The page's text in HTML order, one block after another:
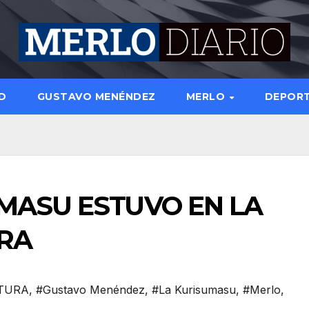
GUSTAVO MENÉNDEZ MERLO
ESTUVO EN LA
, #Gustavo Menéndez, #La Kurisumasu, #Merlo,